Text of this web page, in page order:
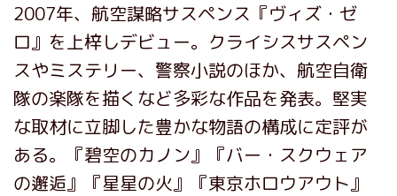
2007年、航空謀略サスペンス『ヴィズ・ゼ
ロ』を上梓しデビュー。クライシスサスペン
スやミステリー、警察小説のほか、航空自衛
隊の楽隊を描くなど多彩な作品を発表。堅実
な取材に立脚した豊かな物語の構成に定評が
ある。『碧空のカノン』『バー・スクウェア
の邂逅』『星星の火』『東京ホロウアウト』